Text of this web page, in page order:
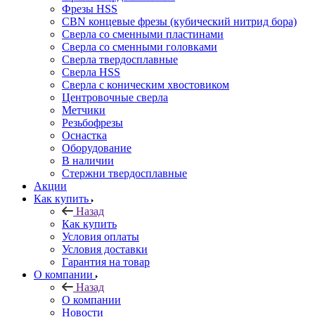
Фрезы HSS
CBN концевые фрезы (кубический нитрид бора)
Сверла со сменными пластинами
Сверла со сменными головками
Сверла твердосплавные
Сверла HSS
Сверла с коническим хвостовиком
Центровочные сверла
Метчики
Резьбофрезы
Оснастка
Оборудование
В наличии
Стержни твердосплавные
Акции
Как купить
Назад
Как купить
Условия оплаты
Условия доставки
Гарантия на товар
О компании
Назад
О компании
Новости